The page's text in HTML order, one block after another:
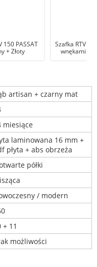
150 PASSAT
+ Złoty
Szafka RTV
wnękami
artisan + czarny mat
miesiące
laminowana 16 mm +
płyta + abs obrzeża
półki
/ modern
+ 11
możliwości